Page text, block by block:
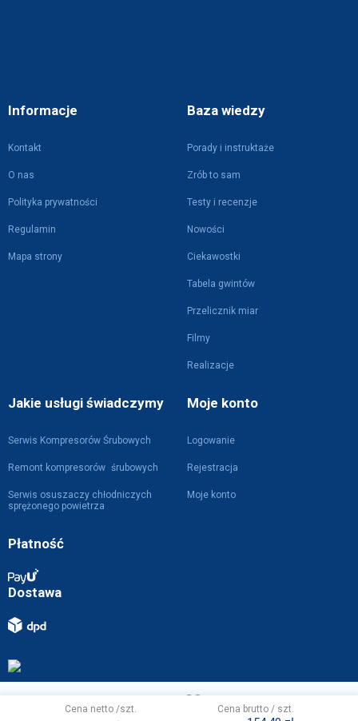
Cena netto /szt. Cena brutto / szt.
Informacje
Kontakt
O nas
Polityka prywatności
Regulamin
Mapa strony
Baza wiedzy
Porady i instruktaże
Zrób to sam
Testy i recenzje
Nowości
Ciekawostki
Tabela gwintów
Przelicznik miar
Filmy
Realizacje
Jakie usługi świadczymy
Serwis Kompresorów Śrubowych
Remont kompresorów śrubowych
Serwis osuszaczy chłodniczych
sprężonego powietrza
Moje konto
Logowanie
Rejestracja
Moje konto
Płatność
Dostawa
Projekt i wykonanie z przez WebVIST